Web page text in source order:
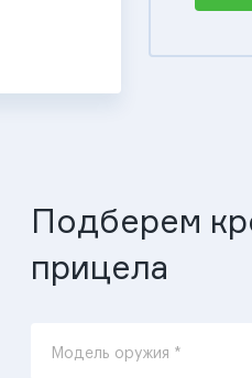
Подберем
прицела
Модель оружия *